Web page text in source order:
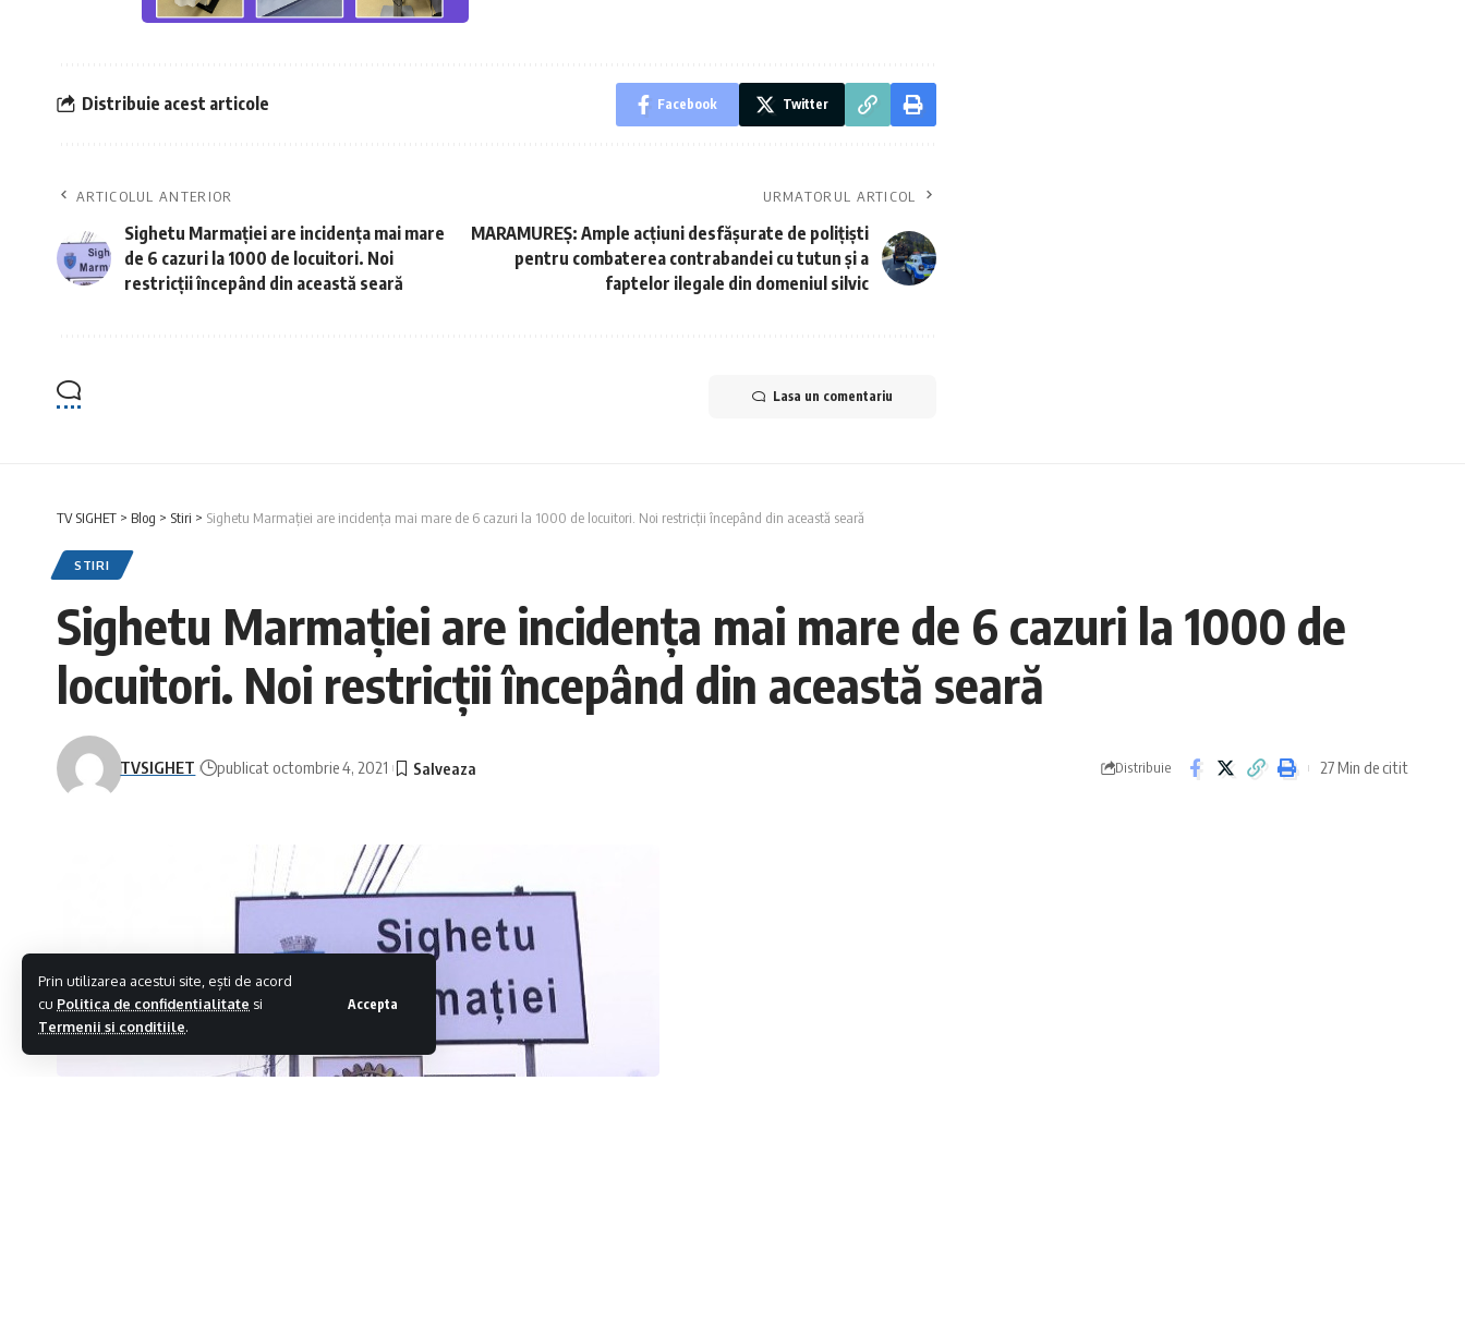
Prin utilizarea acestui site, ești de acord
cu Politica de confidentialitate si
Termenii si conditiile.
Accepta
Distribuie acest articole Facebook Twitter
ARTICOLUL ANTERIOR
Sighetu Marmației are incidența mai mare
de 6 cazuri la 1000 de locuitori. Noi
restricții începând din această seară
URMATORUL ARTICOL
MARAMUREȘ: Ample acțiuni desfășurate de polițiști
pentru combaterea contrabandei cu tutun și a
faptelor ilegale din domeniul silvic
Lasa un comentariu
TV SIGHET > Blog > Stiri > Sighetu Marmației are incidența mai mare de 6 cazuri la 1000 de locuitori. Noi restricții începând din această seară
STIRI
Sighetu Marmației are incidența mai mare de 6 cazuri la 1000 de
locuitori. Noi restricții începând din această seară
TVSIGHET publicat octombrie 4, 2021 Distribuie 27 Min de citit